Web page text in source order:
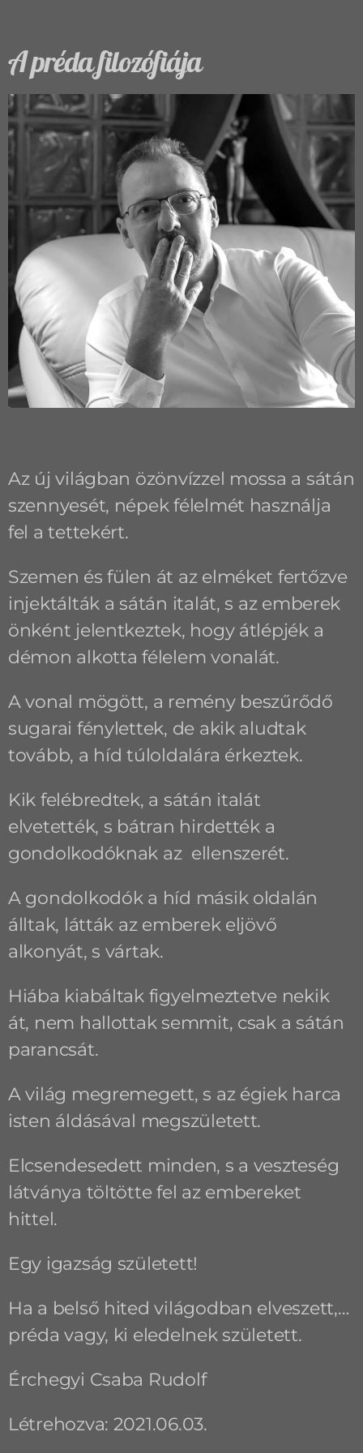
A préda filozófiája
Az új világban özönvízzel mossa a sátán
szennyesét, népek félelmét használja
fel a tettekért.
Szemen és fülen át az elméket fertőzve
injektálták a sátán italát, s az emberek
önként jelentkeztek, hogy átlépjék a
démon alkotta félelem vonalát.
A vonal mögött, a remény beszűrődő
sugarai fénylettek, de akik aludtak
tovább, a híd túloldalára érkeztek.
Kik felébredtek, a sátán italát
elvetették, s bátran hirdették a
gondolkodóknak az ellenszerét.
A gondolkodók a híd másik oldalán
álltak, látták az emberek eljövő
alkonyát, s vártak.
Hiába kiabáltak figyelmeztetve nekik
át, nem hallottak semmit, csak a sátán
parancsát.
A világ megremegett, s az égiek harca
isten áldásával megszületett.
Elcsendesedett minden, s a veszteség
látványa töltötte fel az embereket
hittel.
Egy igazság született!
Ha a belső hited világodban elveszett,…
préda vagy, ki eledelnek született.
Érchegyi Csaba Rudolf
Létrehozva: 2021.06.03.